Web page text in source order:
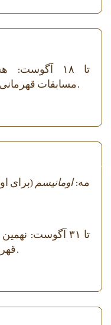
مسابقات قهرمانی بریتانیا در کراکوف.
مه:اومانیسم(برای
قهرمانی بریتانیا در برن.